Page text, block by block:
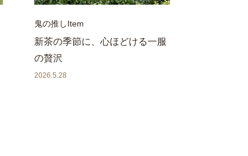
鬼の推しItem
新茶の季節に、心ほどける一服
の贅沢
2026.5.28